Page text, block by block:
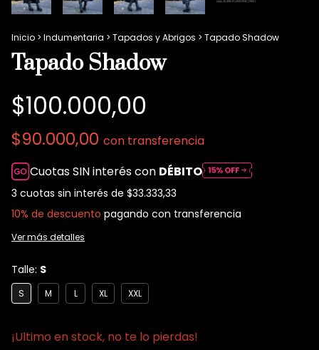
Inicio > Indumentaria > Tapados y Abrigos > Tapado Shadow
Tapado Shadow
$100.000,00
$90.000,00 con transferencia
Cuotas SIN interés con DÉBITO
3 cuotas sin interés de $33.333,33
10% de descuento pagando con transferencia
Ver más detalles
Talle: S
S M L XL XXL
¡Ultimo en stock, no te lo pierdas!